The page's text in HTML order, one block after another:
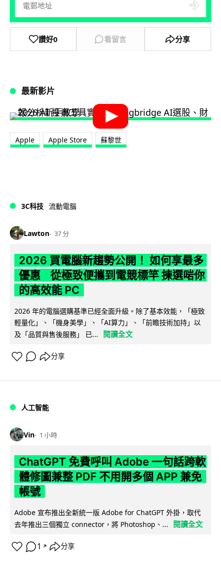
讚好0 看留言 分享
最新影片
Apple Apple Store 蘇黎世
3C科技 流動電腦
Lawton 37 分
2026 買電腦新趨勢公開！ 如何享最多
優惠 從極致便攜到電競標竿 揀選啱你
的高效能 PC
2026 年的電腦選購基準已經全面升級。除了基本效能，「極致
輕量化」、「機身美學」、「AI算力」、「前瞻技術加持」以
及「品質與售後服務」 已...
閱讀全文
分享
人工智能
Vin 1 小時
ChatGPT 免費呼叫 Adobe 一句話跨軟
體修圖兼整 PDF 不用開多個 APP 兼免
帳號
Adobe 宣布推出全新統一版 Adobe for ChatGPT 外掛，取代
去年推出三個獨立 connector，將 Photoshop、...
閱讀全文
1 ↗ 分享